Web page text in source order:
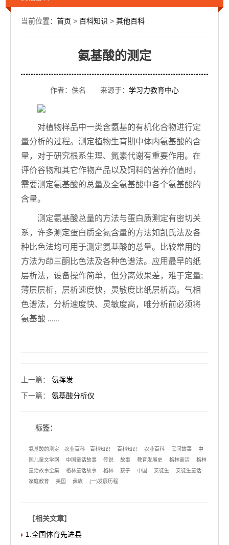
当前位置： 首页 > 百科知识 > 其他百科
氨基酸的测定
作者：佚名 来源于： 学习力教育中心
对植物样品中一类含氨基的有机化合物进行定
量分析的过程。测定植物生育期中体内氨基酸的含
量，对于研究根系生理、氮素代谢有重要作用。在
评价谷物和其它作物产品以及饲料的营养价值时，
需要测定氨基酸的总量及全氨基酸中各个氨基酸的
含量。
测定氨基酸总量的方法与蛋白质测定有密切关
系，许多测定蛋白质全氮含量的方法如凯氏法及各
种比色法均可用于测定氨基酸的总量。比较常用的
方法为茚三酮比色法及各种色谱法。应用最早的纸
层析法，设备操作简单，但分离效果差，难于定量;
薄层层析，层析速度快，灵敏度比纸层析高。气相
色谱法，分析速度快、灵敏度高，唯分析前必须将
氨基酸 ......
上一篇： 氨挥发
下一篇： 氨基酸分析仪
标签：
氨基酸的测定 农业百科 百科知识 百科知识 农业百科 民间故事
中
国儿童文学网
中国童话故事 传说 故事 教育发展史 格林童话
格林
童话故事全集
格林童话故事 格林 孩子 中国 安徒生
安徒生童话
家庭教育
美国 彝族 (一)发展历程
【相关文章】
1.全国体育先进县